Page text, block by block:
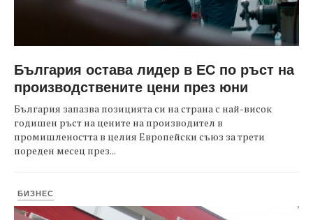
България остава лидер в ЕС по ръст на
производствените цени през юни
България запазва позицията си на страна с най-висок
годишен ръст на цените на производител в
промишлеността в целия Европейски съюз за трети
пореден месец през...
БИЗНЕС